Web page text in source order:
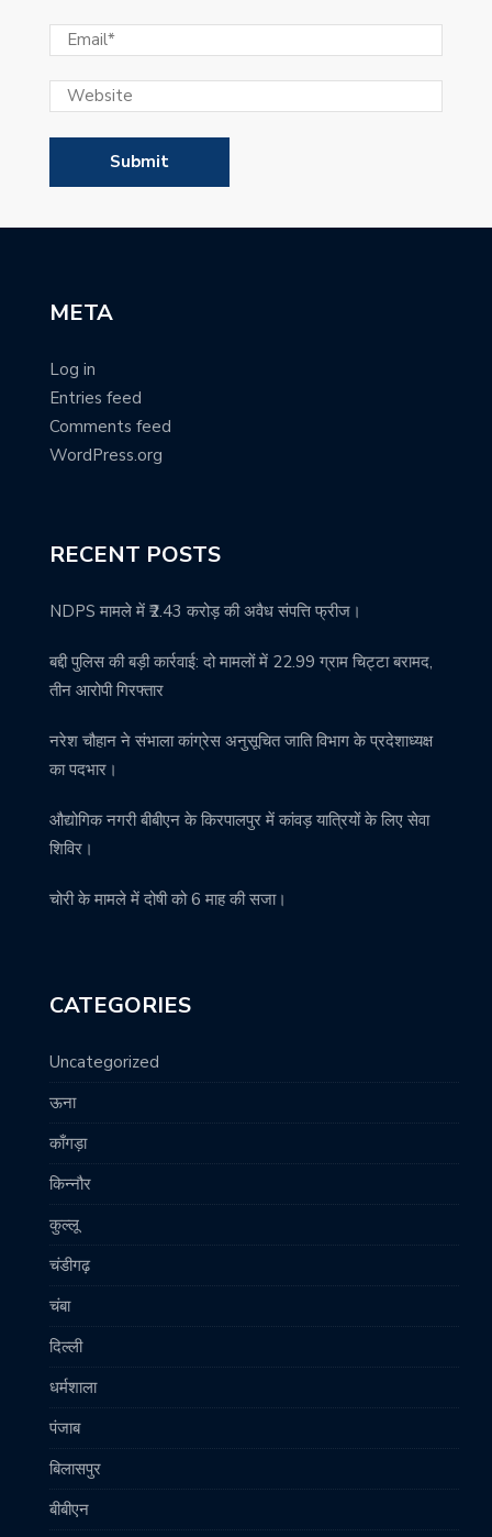
META
Log in
Entries feed
Comments feed
WordPress.org
RECENT POSTS
NDPS मामले में ₹2.43 करोड़ की अवैध संपत्ति फ्रीज।
बद्दी पुलिस की बड़ी कार्रवाई: दो मामलों में 22.99 ग्राम चिट्टा बरामद,
तीन आरोपी गिरफ्तार
नरेश चौहान ने संभाला कांग्रेस अनुसूचित जाति विभाग के प्रदेशाध्यक्ष
का पदभार।
औद्योगिक नगरी बीबीएन के किरपालपुर में कांवड़ यात्रियों के लिए सेवा
शिविर।
चोरी के मामले में दोषी को 6 माह की सजा।
CATEGORIES
Uncategorized
ऊना
काँगड़ा
किन्नौर
कुल्लू
चंडीगढ़
चंबा
दिल्ली
धर्मशाला
पंजाब
बिलासपुर
बीबीएन